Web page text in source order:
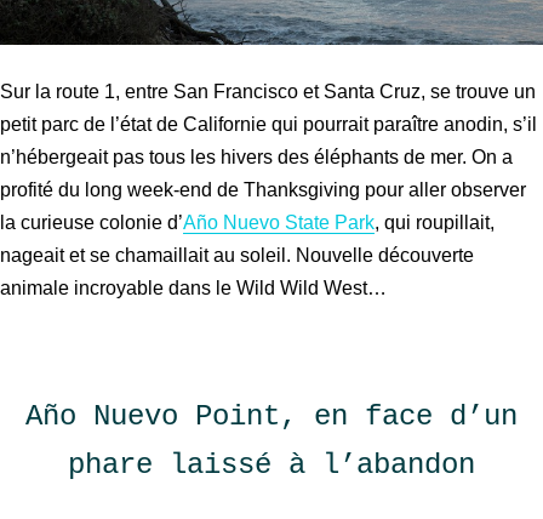
Sur la route 1, entre San Francisco et Santa Cruz, se trouve un
petit parc de l’état de Californie qui pourrait paraître anodin, s’il
n’hébergeait pas tous les hivers des éléphants de mer. On a
profité du long week-end de Thanksgiving pour aller observer
la curieuse colonie d’Año Nuevo State Park, qui roupillait,
nageait et se chamaillait au soleil. Nouvelle découverte
animale incroyable dans le Wild Wild West…
Año Nuevo Point, en face d’un
phare laissé à l’abandon